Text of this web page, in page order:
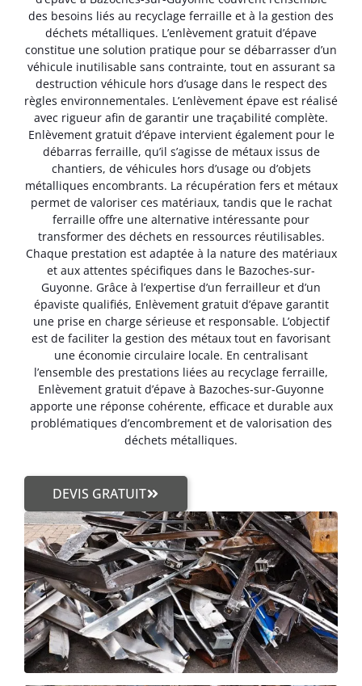
des besoins liés au recyclage ferraille et à la gestion des
déchets métalliques. L’enlèvement gratuit d’épave
constitue une solution pratique pour se débarrasser d’un
véhicule inutilisable sans contrainte, tout en assurant sa
destruction véhicule hors d’usage dans le respect des
règles environnementales. L’enlèvement épave est réalisé
avec rigueur afin de garantir une traçabilité complète.
Enlèvement gratuit d’épave intervient également pour le
débarras ferraille, qu’il s’agisse de métaux issus de
chantiers, de véhicules hors d’usage ou d’objets
métalliques encombrants. La récupération fers et métaux
permet de valoriser ces matériaux, tandis que le rachat
ferraille offre une alternative intéressante pour
transformer des déchets en ressources réutilisables.
Chaque prestation est adaptée à la nature des matériaux
et aux attentes spécifiques dans le Bazoches-sur-
Guyonne. Grâce à l’expertise d’un ferrailleur et d’un
épaviste qualifiés, Enlèvement gratuit d’épave garantit
une prise en charge sérieuse et responsable. L’objectif
est de faciliter la gestion des métaux tout en favorisant
une économie circulaire locale. En centralisant
l’ensemble des prestations liées au recyclage ferraille,
Enlèvement gratuit d’épave à Bazoches-sur-Guyonne
apporte une réponse cohérente, efficace et durable aux
problématiques d’encombrement et de valorisation des
déchets métalliques.
DEVIS GRATUIT